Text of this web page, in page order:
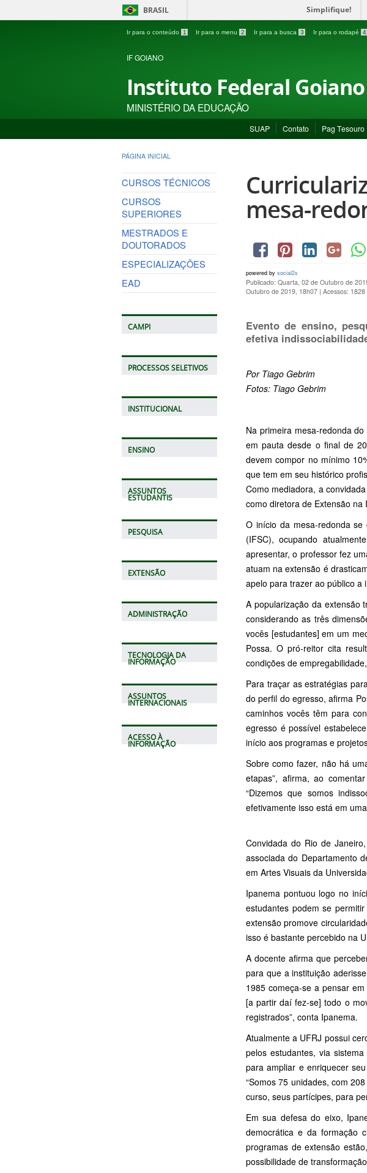
BRASIL Simplifique!
Ir para o conteúdo 1 Ir para o menu 2 Ir para a busca 3 Ir para o rodapé 4
IF GOIANO
Instituto Federal Goiano
MINISTÉRIO DA EDUCAÇÃO
SUAP Contato Pag Tesouro
PÁGINA INICIAL
CURSOS TÉCNICOS
CURSOS
SUPERIORES
MESTRADOS E
DOUTORADOS
ESPECIALIZAÇÕES
EAD
CAMPI
PROCESSOS SELETIVOS
INSTITUCIONAL
ENSINO
ASSUNTOS
ESTUDANTIS
PESQUISA
EXTENSÃO
ADMINISTRAÇÃO
TECNOLOGIA DA
INFORMAÇÃO
ASSUNTOS
INTERNACIONAIS
ACESSO À
INFORMAÇÃO
mesa-
powered by social2s
Publicado: Quarta, 02 de Outubro de
Outubro de 2019, 18h07 | Acessos: 1828
Evento de ensino,
efetiva
Por Tiago Gebrim
Fotos: Tiago Gebrim
Na primeira mesa-redonda
em pauta desde o final de
devem compor no mínimo
que tem em seu histórico
Como mediadora, a
como diretora de Extensão na
O início da mesa-redonda
(IFSC), ocupando
apresentar, o professor fez
atuam na extensão é
apelo para trazer ao público a
A popularização da extensão
considerando as três
vocês [estudantes] em um
Possa. O pró-reitor cita
condições de
Para traçar as estratégias
do perfil do egresso, afirma
caminhos vocês têm para
egresso é possível
início aos programas e
Sobre como fazer, não há
etapas”, afirma, ao
“Dizemos que somos
efetivamente isso está em
Convidada do Rio de
associada do Departamento
em Artes Visuais da
Ipanema pontuou logo no
estudantes podem se
extensão promove
isso é bastante percebido na
A docente afirma que
para que a instituição
1985 começa-se a pensar
[a partir daí fez-se] todo o
registrados”, conta Ipanema.
Atualmente a UFRJ possui
pelos estudantes, via
para ampliar e enriquecer
“Somos 75 unidades, com
curso, seus partícipes, para
Em sua defesa do eixo,
democrática e da formação
programas de extensão
possibilidade de